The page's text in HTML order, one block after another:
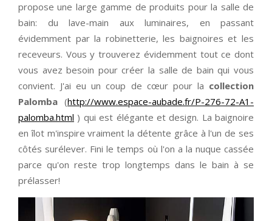
propose une large gamme de produits pour la salle de
bain: du lave-main aux luminaires, en passant
évidemment par la robinetterie, les baignoires et les
receveurs. Vous y trouverez évidemment tout ce dont
vous avez besoin pour créer la salle de bain qui vous
convient. J'ai eu un coup de cœur pour la collection
Palomba (http://www.espace-aubade.fr/P-276-72-A1-
palomba.html ) qui est élégante et design. La baignoire
en îlot m'inspire vraiment la détente grâce à l'un de ses
côtés surélever. Fini le temps où l'on a la nuque cassée
parce qu'on reste trop longtemps dans le bain à se
prélasser!